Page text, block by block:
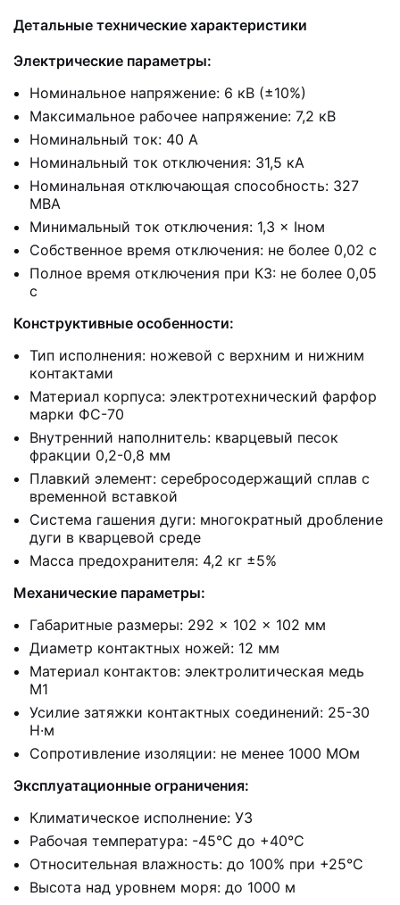
Детальные технические характеристики
Электрические параметры:
Номинальное напряжение: 6 кВ (±10%)
Максимальное рабочее напряжение: 7,2 кВ
Номинальный ток: 40 А
Номинальный ток отключения: 31,5 кА
Номинальная отключающая способность: 327
МВА
Минимальный ток отключения: 1,3 × Iном
Собственное время отключения: не более 0,02 с
Полное время отключения при КЗ: не более 0,05
с
Конструктивные особенности:
Тип исполнения: ножевой с верхним и нижним
контактами
Материал корпуса: электротехнический фарфор
марки ФС-70
Внутренний наполнитель: кварцевый песок
фракции 0,2-0,8 мм
Плавкий элемент: серебросодержащий сплав с
временной вставкой
Система гашения дуги: многократный дробление
дуги в кварцевой среде
Масса предохранителя: 4,2 кг ±5%
Механические параметры:
Габаритные размеры: 292 × 102 × 102 мм
Диаметр контактных ножей: 12 мм
Материал контактов: электролитическая медь
М1
Усилие затяжки контактных соединений: 25-30
Н·м
Сопротивление изоляции: не менее 1000 МОм
Эксплуатационные ограничения:
Климатическое исполнение: У3
Рабочая температура: -45°C до +40°C
Относительная влажность: до 100% при +25°C
Высота над уровнем моря: до 1000 м